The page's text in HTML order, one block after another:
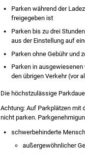
Parken während der
freigegeben ist
Parken bis zu drei
aus der Einstellung auf
Parken ohne Gebühr und
Parken in
den übrigen Verkehr (vor
Die höchstzulässige
Achtung: Auf Parkplätzen mit
nicht parken. Park
schwerbehinderte
außergewöhnlicher